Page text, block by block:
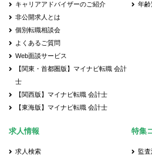
キャリアアドバイザーのご紹介
非公開求人とは
個別転職相談会
よくあるご質問
Web面談サービス
【関東・首都圏版】マイナビ転職 会計
士
【関西版】マイナビ転職 会計士
【東海版】マイナビ転職 会計士
年齢
求人情報
求人検索
特集
監査